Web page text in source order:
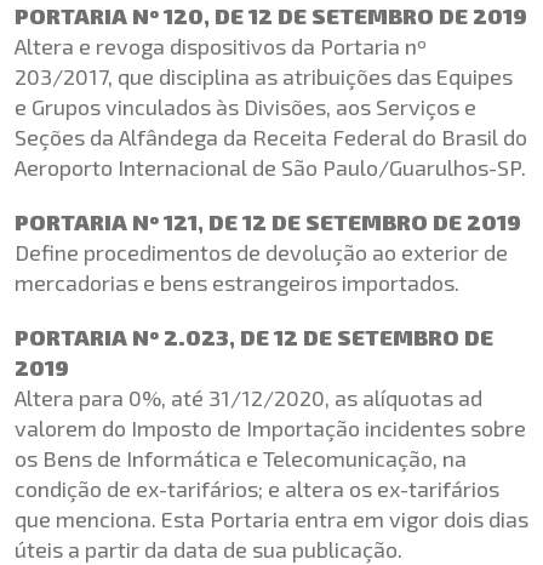
PORTARIA Nº 120, DE 12 DE SETEMBRO DE 2019
Altera e revoga dispositivos da Portaria nº
203/2017, que disciplina as atribuições das Equipes
e Grupos vinculados às Divisões, aos Serviços e
Seções da Alfândega da Receita Federal do Brasil do
Aeroporto Internacional de São Paulo/Guarulhos-SP.
PORTARIA Nº 121, DE 12 DE SETEMBRO DE 2019
Define procedimentos de devolução ao exterior de
mercadorias e bens estrangeiros importados.
PORTARIA Nº 2.023, DE 12 DE SETEMBRO DE
2019
Altera para 0%, até 31/12/2020, as alíquotas ad
valorem do Imposto de Importação incidentes sobre
os Bens de Informática e Telecomunicação, na
condição de ex-tarifários; e altera os ex-tarifários
que menciona. Esta Portaria entra em vigor dois dias
úteis a partir da data de sua publicação.